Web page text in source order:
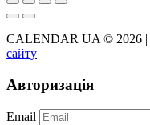
CALENDAR UA © 2026 |
сайту
Авторизація
Email